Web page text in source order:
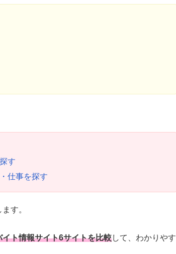
す
仕事を探す
す。
ト情報サイト6サイトを比較して、わかりやす